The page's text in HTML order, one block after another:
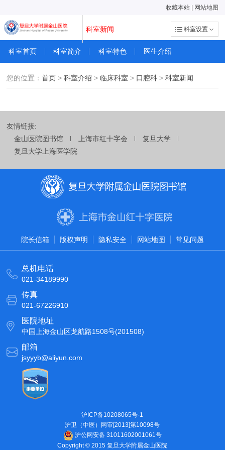
收藏本站 网站地图
科室新闻 科室设置
科室首页 科室简介 科室特色 医生介绍
您的位置：首页 >科室介绍 >临床科室 > 口腔科 >科室新闻
友情链接:
金山医院图书馆
上海市红十字会
复旦大学
复旦大学上海医学院
院长信箱 版权声明 隐私安全 网站地图 常见问题
总机电话
021-34189990
传真
021-67226910
医院地址
中国上海金山区龙航路1508号(201508)
邮箱
jsyyyb@aliyun.com
沪ICP备10208065号-1
沪卫（中医）网审[2013]第10098号
沪公网安备 31011602001061号
Copyright © 2015 复旦大学附属金山医院